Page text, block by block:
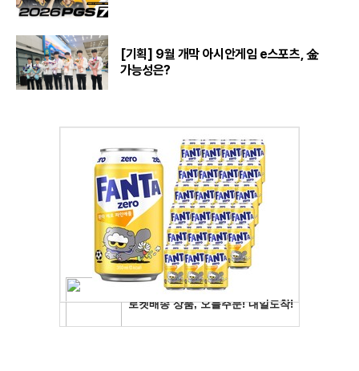
[기획] 9월 개막 아시안게임 e스포츠, 金
가능성은?